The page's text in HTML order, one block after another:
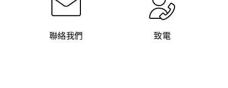
聯絡我們 致電